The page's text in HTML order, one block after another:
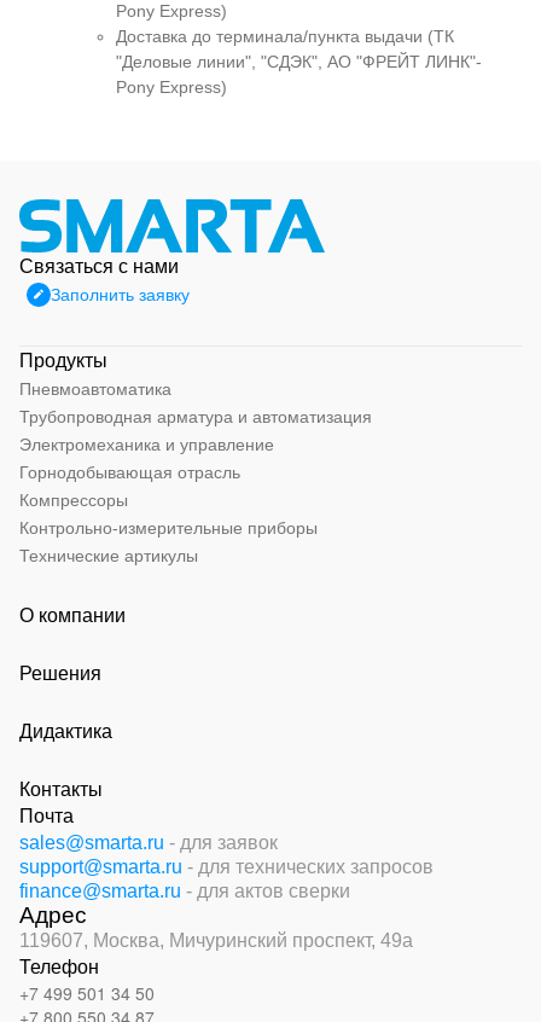
Pony Express)
Доставка до терминала/пункта выдачи (ТК
"Деловые линии", "СДЭК", АО "ФРЕЙТ ЛИНК"-
Pony Express)
Связаться с нами
Заполнить заявку
Продукты
Пневмоавтоматика
Трубопроводная арматура и автоматизация
Электромеханика и управление
Горнодобывающая отрасль
Компрессоры
Контрольно-измерительные приборы
Технические артикулы
О компании
Решения
Дидактика
Контакты
Почта
sales@smarta.ru - для заявок
support@smarta.ru - для технических запросов
finance@smarta.ru - для актов сверки
Адрес
119607, Москва, Мичуринский проспект, 49а
Телефон
+7 499 501 34 50
+7 800 550 34 87